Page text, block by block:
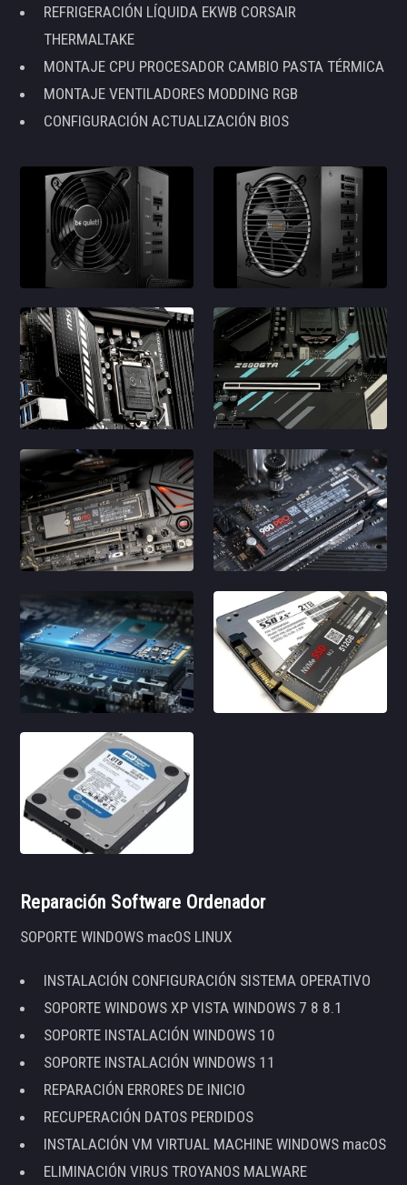
REFRIGERACIÓN LÍQUIDA EKWB CORSAIR
THERMALTAKE
MONTAJE CPU PROCESADOR CAMBIO PASTA TÉRMICA
MONTAJE VENTILADORES MODDING RGB
CONFIGURACIÓN ACTUALIZACIÓN BIOS
Reparación Software Ordenador
SOPORTE WINDOWS macOS LINUX
INSTALACIÓN CONFIGURACIÓN SISTEMA OPERATIVO
SOPORTE WINDOWS XP VISTA WINDOWS 7 8 8.1
SOPORTE INSTALACIÓN WINDOWS 10
SOPORTE INSTALACIÓN WINDOWS 11
REPARACIÓN ERRORES DE INICIO
RECUPERACIÓN DATOS PERDIDOS
INSTALACIÓN VM VIRTUAL MACHINE WINDOWS macOS
ELIMINACIÓN VIRUS TROYANOS MALWARE